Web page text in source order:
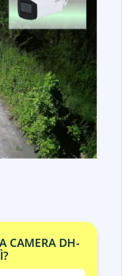
CAMERA DH-